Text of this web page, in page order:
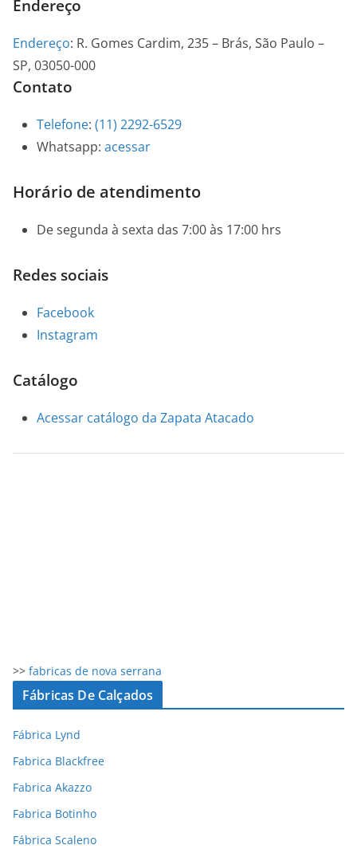
Endereço
Endereço: R. Gomes Cardim, 235 – Brás, São Paulo –
SP, 03050-000
Contato
Telefone: (11) 2292-6529
Whatsapp: acessar
Horário de atendimento
De segunda à sexta das 7:00 às 17:00 hrs
Redes sociais
Facebook
Instagram
Catálogo
Acessar catálogo da Zapata Atacado
>> fabricas de nova serrana
Fábricas De Calçados
Fábrica Lynd
Fabrica Blackfree
Fabrica Akazzo
Fabrica Botinho
Fábrica Scaleno